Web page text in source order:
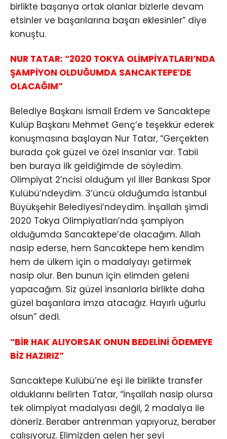
birlikte başarıya ortak olanlar bizlerle devam
etsinler ve başarılarına başarı eklesinler” diye
konuştu.
NUR TATAR: “2020 TOKYA OLİMPİYATLARI’NDA
ŞAMPİYON OLDUĞUMDA SANCAKTEPE’DE
OLACAĞIM”
Belediye Başkanı İsmail Erdem ve Sancaktepe
Kulüp Başkanı Mehmet Genç’e teşekkür ederek
konuşmasına başlayan Nur Tatar, “Gerçekten
burada çok güzel ve özel insanlar var. Tabii
ben buraya ilk geldiğimde de söyledim.
Olimpiyat 2’ncisi olduğum yıl İller Bankası Spor
Kulübü’ndeydim. 3’üncü olduğumda İstanbul
Büyükşehir Belediyesi’ndeydim. İnşallah şimdi
2020 Tokya Olimpiyatları’nda şampiyon
olduğumda Sancaktepe’de olacağım. Allah
nasip ederse, hem Sancaktepe hem kendim
hem de ülkem için o madalyayı getirmek
nasip olur. Ben bunun için elimden geleni
yapacağım. Siz güzel insanlarla birlikte daha
güzel başarılara imza atacağız. Hayırlı uğurlu
olsun” dedi.
“BİR HAK ALIYORSAK ONUN BEDELİNİ ÖDEMEYE
BİZ HAZIRIZ”
Sancaktepe Kulübü’ne eşi ile birlikte transfer
olduklarını belirten Tatar, “İnşallah nasip olursa
tek olimpiyat madalyası değil, 2 madalya ile
döneriz. Beraber antrenman yapıyoruz, beraber
çalışıyoruz. Elimizden gelen her şeyi